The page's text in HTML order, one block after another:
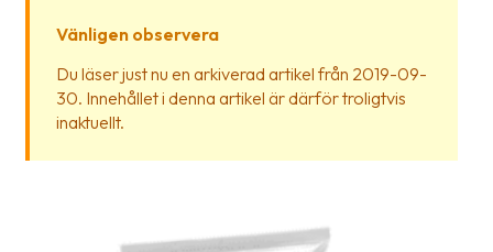
är
Fraktjakt?
Hjälp?
Vänligen observera
Du läser just nu en arkiverad artikel från 2019-09-
30. Innehållet i denna artikel är därför troligtvis
inaktuellt.